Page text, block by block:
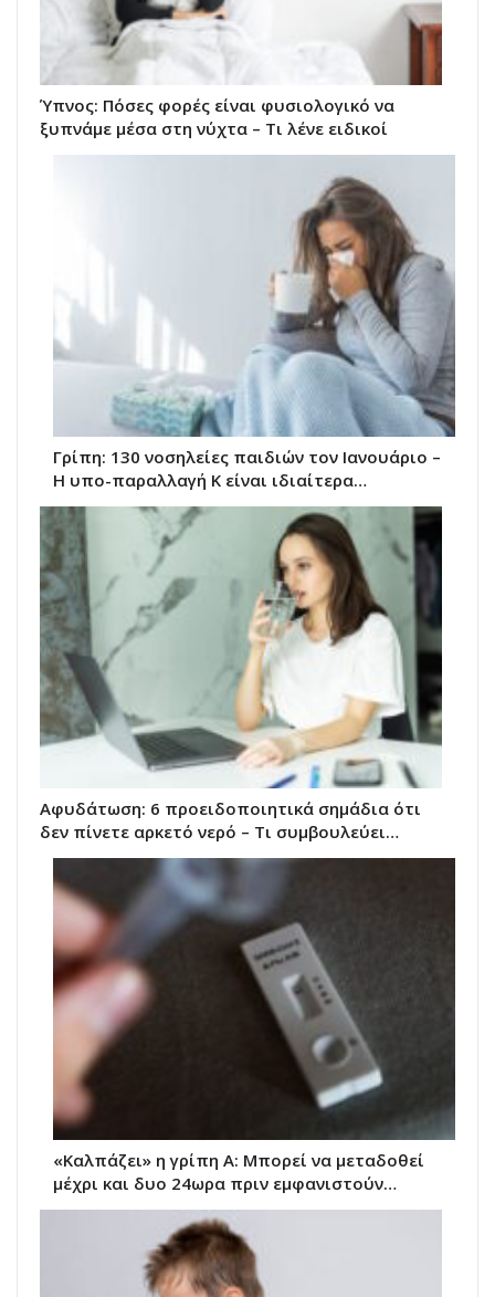
Ύπνος: Πόσες φορές είναι φυσιολογικό να
ξυπνάμε μέσα στη νύχτα – Τι λένε ειδικοί
Γρίπη: 130 νοσηλείες παιδιών τον Ιανουάριο –
Η υπο-παραλλαγή Κ είναι ιδιαίτερα…
Αφυδάτωση: 6 προειδοποιητικά σημάδια ότι
δεν πίνετε αρκετό νερό – Τι συμβουλεύει…
«Καλπάζει» η γρίπη Α: Μπορεί να μεταδοθεί
μέχρι και δυο 24ωρα πριν εμφανιστούν…